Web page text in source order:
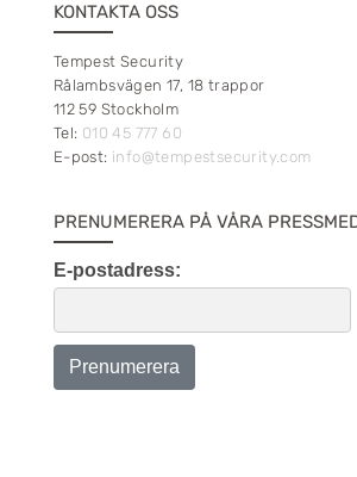
KONTAKTA OSS
Tempest Security
Rålambsvägen 17, 18 trappor
112 59 Stockholm
Tel: 010 45 777 60
E-post: info@tempestsecurity.com
PRENUMERERA PÅ VÅRA